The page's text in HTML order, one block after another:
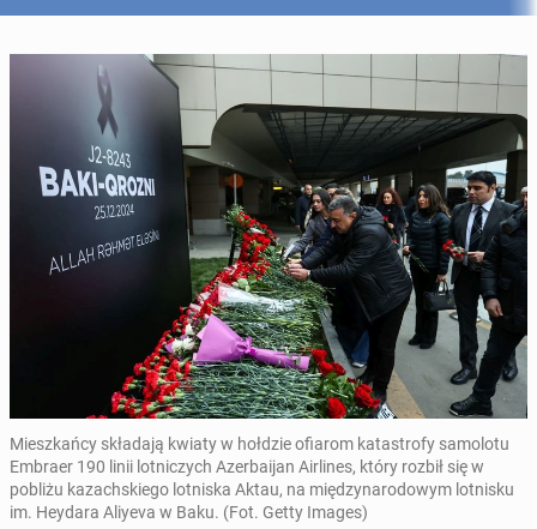
Mieszkańcy składają kwiaty w hołdzie ofiarom katastrofy samolotu
Embraer 190 linii lotniczych Azerbaijan Airlines, który rozbił się w
pobliżu kazachskiego lotniska Aktau, na międzynarodowym lotnisku
im. Heydara Aliyeva w Baku. (Fot. Getty Images)